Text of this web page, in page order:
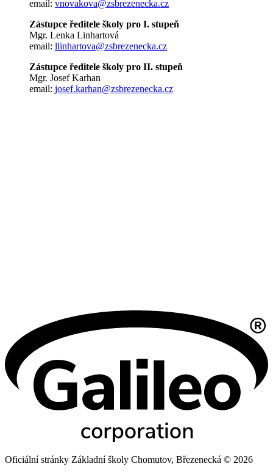
email: vnovakova@zsbrezenecka.cz
Zástupce ředitele školy pro I. stupeň
Mgr. Lenka Linhartová
email: llinhartova@zsbrezenecka.cz
Zástupce ředitele školy pro II. stupeň
Mgr. Josef Karhan
email: josef.karhan@zsbrezenecka.cz
Oficiální stránky Základní školy Chomutov, Březenecká © 2026